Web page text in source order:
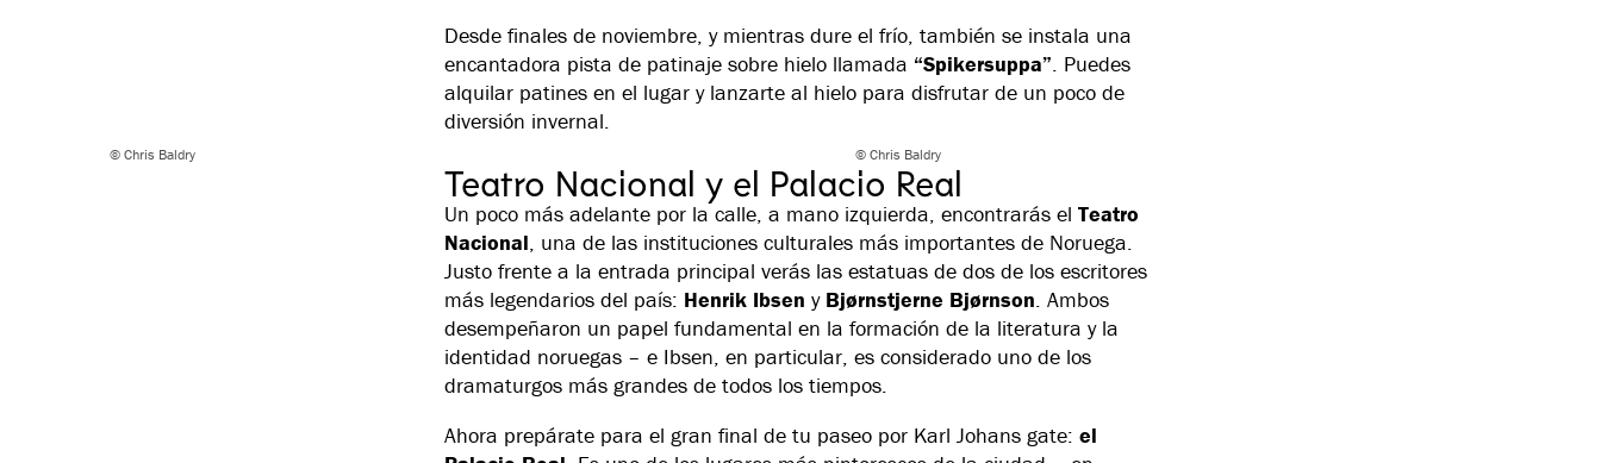
Desde finales de noviembre, y mientras dure el frío, también se instala una
encantadora pista de patinaje sobre hielo llamada “Spikersuppa”. Puedes
alquilar patines en el lugar y lanzarte al hielo para disfrutar de un poco de
diversión invernal.
© Chris Baldry © Chris Baldry
Teatro Nacional y el Palacio Real
Un poco más adelante por la calle, a mano izquierda, encontrarás el Teatro
Nacional, una de las instituciones culturales más importantes de Noruega.
Justo frente a la entrada principal verás las estatuas de dos de los escritores
más legendarios del país: Henrik Ibsen y Bjørnstjerne Bjørnson. Ambos
desempeñaron un papel fundamental en la formación de la literatura y la
identidad noruegas – e Ibsen, en particular, es considerado uno de los
dramaturgos más grandes de todos los tiempos.
Ahora prepárate para el gran final de tu paseo por Karl Johans gate: el